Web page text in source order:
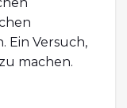
Ein Versuch,
machen.